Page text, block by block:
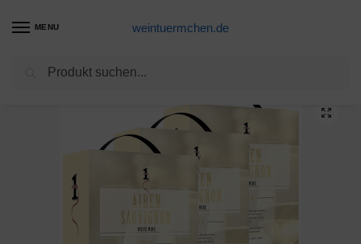
MENU weintuermchen.de
Weißwein-Produkte